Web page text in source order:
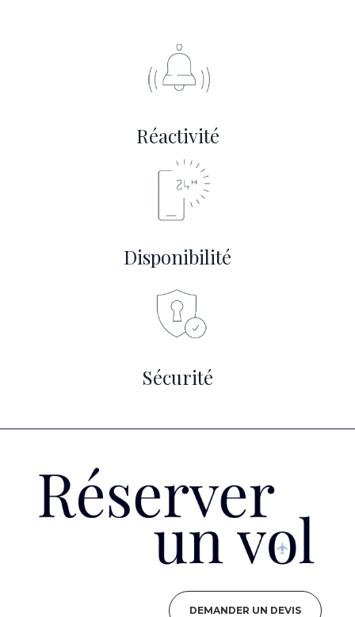
Réactivité
Disponibilité
Sécurité
DEMANDER UN DEVIS